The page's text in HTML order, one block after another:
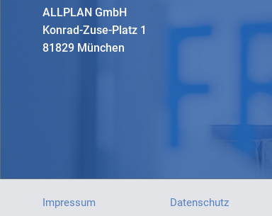
ALLPLAN GmbH
Konrad-Zuse-Platz 1
81829 München
Impressum Datenschutz